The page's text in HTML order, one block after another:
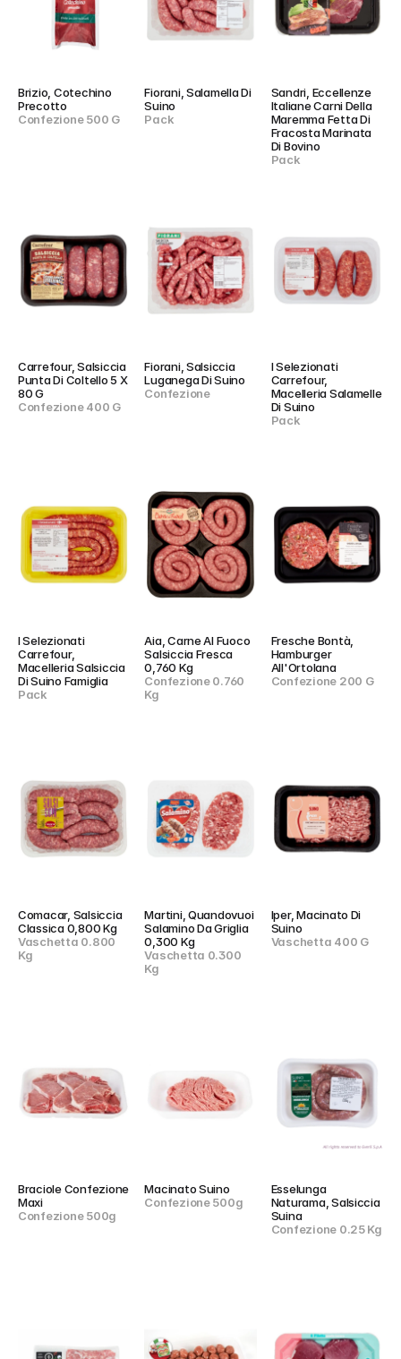
Brizio, Cotechino
Precotto
Confezione 500 G
Fiorani, Salamella Di
Suino
Pack
Sandri, Eccellenze
Italiane Carni Della
Maremma Fetta Di
Fracosta Marinata
Di Bovino
Pack
Carrefour, Salsiccia
Punta Di Coltello 5 X
80 G
Confezione 400 G
Fiorani, Salsiccia
Luganega Di Suino
Confezione
I Selezionati
Carrefour,
Macelleria Salamelle
Di Suino
Pack
I Selezionati
Carrefour,
Macelleria Salsiccia
Di Suino Famiglia
Pack
Aia, Carne Al Fuoco
Salsiccia Fresca
0,760 Kg
Confezione 0.760
Kg
Fresche Bontà,
Hamburger
All'Ortolana
Confezione 200 G
Comacar, Salsiccia
Classica 0,800 Kg
Vaschetta 0.800
Kg
Martini, Quandovuoi
Salamino Da Griglia
0,300 Kg
Vaschetta 0.300
Kg
Iper, Macinato Di
Suino
Vaschetta 400 G
Braciole Confezione
Maxi
Confezione 500g
Macinato Suino
Confezione 500g
Esselunga
Naturama, Salsiccia
Suina
Confezione 0.25 Kg